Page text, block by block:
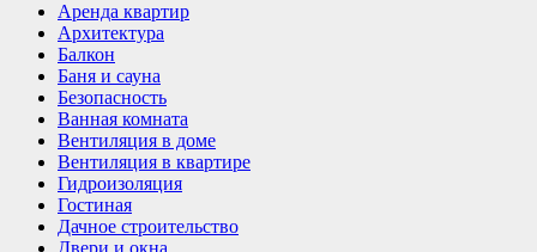
Аренда квартир
Архитектура
Балкон
Баня и сауна
Безопасность
Ванная комната
Вентиляция в доме
Вентиляция в квартире
Гидроизоляция
Гостиная
Дачное строительство
Двери и окна